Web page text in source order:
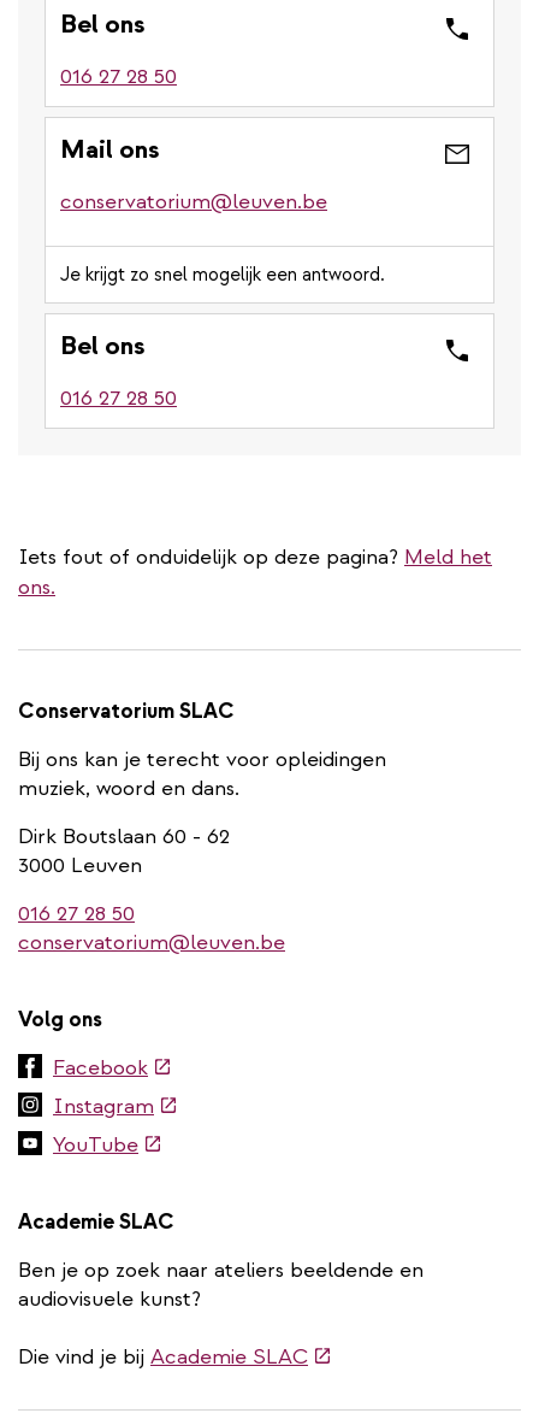
Bel ons
016 27 28 50
Mail ons
conservatorium@leuven.be
Je krijgt zo snel mogelijk een antwoord.
Bel ons
016 27 28 50
Iets fout of onduidelijk op deze pagina? Meld het
ons.
Conservatorium SLAC
Bij ons kan je terecht voor opleidingen
muziek, woord en dans.
Dirk Boutslaan 60 - 62
3000 Leuven
016 27 28 50
conservatorium@leuven.be
Volg ons
Facebook(externe
link)
Instagram (externe
link)
YouTube(externe
Academie SLAC
Ben je op zoek naar ateliers beeldende en
audiovisuele kunst?
Die vind je bij Academie SLAC(externe